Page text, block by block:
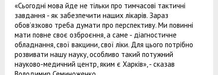
«Сьогодні мова йде не тільки про тимчасові тактичні
завдання - як забезпечити наших лікарів. Зараз
обов’язково треба думати про перспективу. Ми повинні
мати повне своє озброєння, а саме - діагностичне
обладнання, свої вакцини, свої ліки. Для цього потрібно
розвивати нашу науку, особливо такий потужний
науково-медичний центр, яким є Харків», - сказав